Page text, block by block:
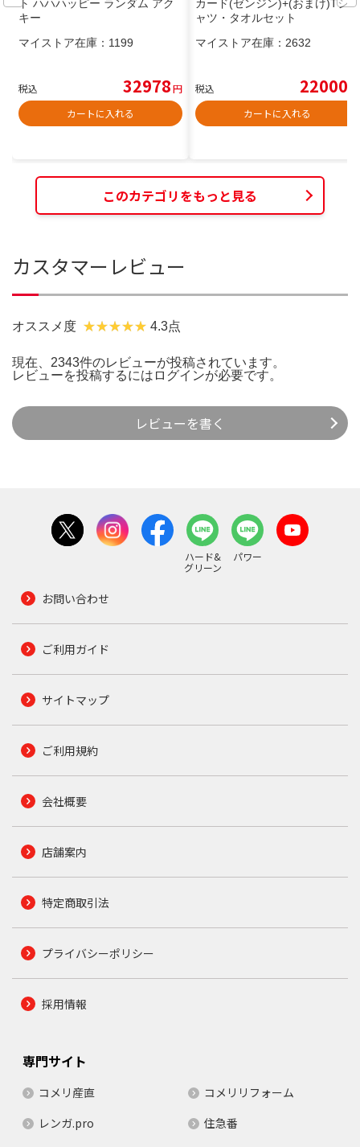
ト ハハハッピー ランダム アク
キー
マイストア在庫： 1199
税込 32978円
カートに入れる
カード(ゼンジン)+(おまけ)Tシ
ャツ・タオルセット
マイストア在庫： 2632
税込 22000
カートに入れる
このカテゴリをもっと見る
カスタマーレビュー
オススメ度 4.3点
現在、2343件のレビューが投稿されています。
レビューを投稿するには ログインが必要です。
レビューを書く
ハード&
グリーン
パワー
お問い合わせ
ご利用ガイド
サイトマップ
ご利用規約
会社概要
店舗案内
特定商取引法
プライバシーポリシー
採用情報
専門サイト
コメリ産直
コメリリフォーム
レンガ.pro
住急番